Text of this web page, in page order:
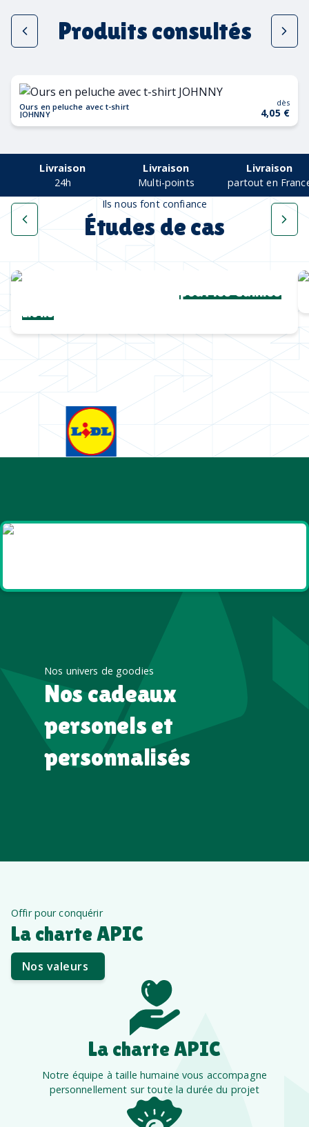
Produits consultés
Ours en peluche avec t-shirt
JOHNNY
dès
4,05 €
Livraison
24h
Livraison
Multi-points
Livraison
partout en
Ils nous font confiance
Études de cas
Une collection complètepour les Cannes
Lions
Nos univers de goodies
Nos cadeaux
personels et
personnalisés
Offir pour conquérir
La charte APIC
Nos valeurs
La charte APIC
Notre équipe à taille humaine vous accompagne
personnellement sur toute la durée du projet